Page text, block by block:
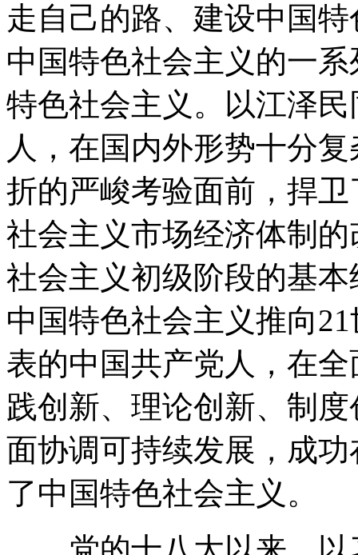
走自己的路、建设中国
中国特色社会主义的一
特色社会主义。以江泽
人，在国内外形势十分
折的严峻考验面前，捍
社会主义市场经济体制
社会主义初级阶段的基
中国特色社会主义推向
表的中国共产党人，在
践创新、理论创新、制
面协调可持续发展，成
了中国特色社会主义。